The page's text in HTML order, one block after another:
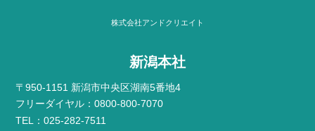
株式会社アンドクリエイト
新潟本社
〒950-1151 新潟市中央区湖南5番地4
フリーダイヤル：0800-800-7070
TEL：025-282-7511